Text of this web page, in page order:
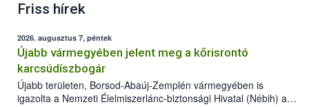
Friss hírek
2026. augusztus 7, péntek
Újabb vármegyében jelent meg a kőrisrontó
karcsúdíszbogár
Újabb területen, Borsod-Abaúj-Zemplén vármegyében is
igazolta a Nemzeti Élelmiszerlánc-biztonsági Hivatal (Nébih) a